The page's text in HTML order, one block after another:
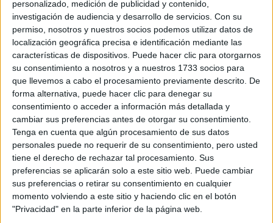
personalizado, medición de publicidad y contenido,
investigación de audiencia y desarrollo de servicios. Con su
permiso, nosotros y nuestros socios podemos utilizar datos de
localización geográfica precisa e identificación mediante las
características de dispositivos. Puede hacer clic para otorgarnos
su consentimiento a nosotros y a nuestros 1733 socios para
que llevemos a cabo el procesamiento previamente descrito. De
forma alternativa, puede hacer clic para denegar su
consentimiento o acceder a información más detallada y
cambiar sus preferencias antes de otorgar su consentimiento.
Tenga en cuenta que algún procesamiento de sus datos
personales puede no requerir de su consentimiento, pero usted
tiene el derecho de rechazar tal procesamiento. Sus
preferencias se aplicarán solo a este sitio web. Puede cambiar
sus preferencias o retirar su consentimiento en cualquier
momento volviendo a este sitio y haciendo clic en el botón
"Privacidad" en la parte inferior de la página web.
de Ciudad Universitaria) y fue una suerte... Justo ya cuando
pensaba q iba a tener q vivir en una tienda de campaña, me
encontré con una habitación!!!
Lo mejor de todo es la gente con la q comparto el piso: una
chica del puerto de Sta. María, otra de Londres, una
japonesa y una francesa... Como podéis imaginar el
aburrimiento en nuestro piso no existe. Lo q peor llevamos es
la limpieza, es un poco caos, la compra de la comida, etc....
pero bueno creo q vamos aprendiendo poco a poco.
Pues nada mi consejo es que os miréis esto cuanto antes y
así tienes más posibilidades de buscar una residencia q te
guste. Saludos a todos
sin límites, sin barreras insalvables
Inicio Inicia sesión oregístratepara enviar comentarios